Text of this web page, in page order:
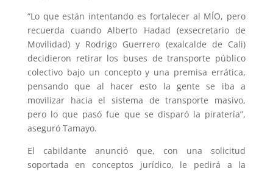
“Lo que están intentando es fortalecer al MÍO, pero
recuerda cuando Alberto Hadad (exsecretario de
Movilidad) y Rodrigo Guerrero (exalcalde de Cali)
decidieron retirar los buses de transporte público
colectivo bajo un concepto y una premisa errática,
pensando que al hacer esto la gente se iba a
movilizar hacia el sistema de transporte masivo,
pero lo que pasó fue que se disparó la piratería”,
aseguró Tamayo.
El cabildante anunció que, con una solicitud
soportada en conceptos jurídico, le pedirá a la